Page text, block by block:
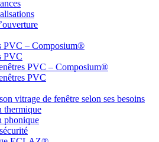
PVC – Composium®
PVC
PVC – Composium®
PVC
vitrage de fenêtre selon ses besoins
thermique
phonique